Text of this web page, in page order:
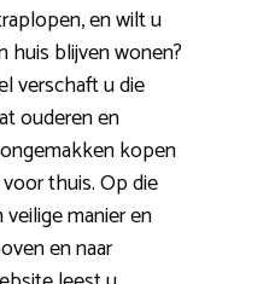
en wilt u
huis blijven wonen?
verschaft u die
ouderen en
kopen
thuis. Op die
manier en
en naar